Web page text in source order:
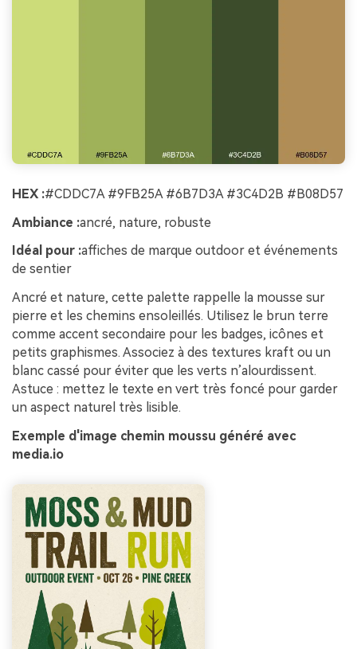
HEX :#CDDC7A #9FB25A #6B7D3A #3C4D2B #B08D57
Ambiance :ancré, nature, robuste
Idéal pour :affiches de marque outdoor et événements
de sentier
Ancré et nature, cette palette rappelle la mousse sur
pierre et les chemins ensoleillés. Utilisez le brun terre
comme accent secondaire pour les badges, icônes et
petits graphismes. Associez à des textures kraft ou un
blanc cassé pour éviter que les verts n’alourdissent.
Astuce : mettez le texte en vert très foncé pour garder
un aspect naturel très lisible.
Exemple d'image chemin moussu généré avec
media.io